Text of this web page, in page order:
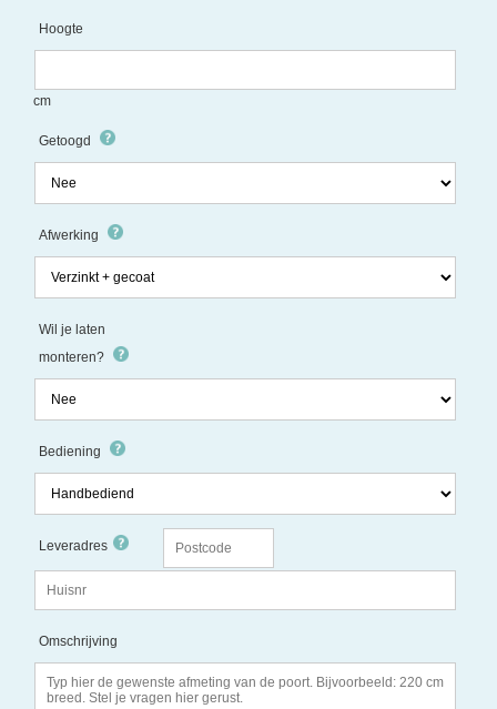
Hoogte
cm
Getoogd
Afwerking
Wil je laten
monteren?
Bediening
Leveradres
Omschrijving